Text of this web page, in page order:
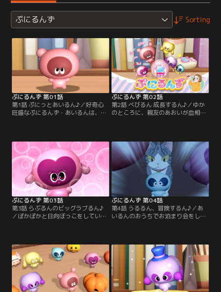
ぷにるんず Sorting
ぷにるんず 第01話
第1話 ぷにっとあいるん♪／好奇心
旺盛なぷにるんず・あいるんは、小
満足のあいるん。すると、ゆかのパ
パの叫び声が聞こえてきた。新しい
パンのアイディアが浮かばずに悩ん
でいるパパ。ゆかの家は、町のパン
屋さんなのだ。さっそく友だちのぷ
にるんずを呼び…。
ぷにるんず 第02話
第2話 べびるん 成長するん♪／ゆか
のところに、親友のあおいが血相を
に相談に来たらしい。お風呂やごは
ん、ぷっきんぐなど、あおいにぷに
るんずのお世話の仕方を教えるゆか
とあいるん。すると、べびるんは、
『きいるん』へと成長した。
ぷにるんず 第03話
第3話 らぶるんのビッグラブるん♪
／ぽかぽかと日向ぼっこをしている
きたらしい。その後も、どんどん増
えていくべびぷにを、一生懸命お世
話をするあいるんたち。ゆかもぷっ
きんぐで食べ物を作って手伝うが、
べびぷには増える一方で……。
ぷにるんず 第04話
第4話 うるるん、冒険するん♪／あ
いるんのおうちでお泊まり会をして
んが目を覚ました。起こそうとして
も、だれも起きないぷにるんず。う
るるんは勇気を出して、一人でごは
んを探す冒険に出る。一方、うるる
んがいないことに気づいたあいるん
たちは…。